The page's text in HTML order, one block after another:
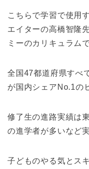
こちらで学習で使用
エイターの高橋智隆
ミーのカリキュラムで
全国47都道府県すべ
が国内シェアNo.1の
修了生の進路実績は
の進学者が多いなど
子どものやる気とス